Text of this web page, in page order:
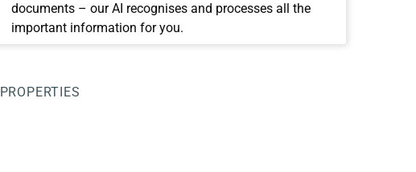
documents – our AI recognises and processes all the
important information for you.
PROPERTIES